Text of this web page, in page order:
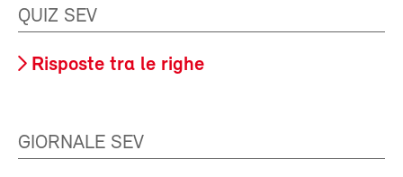
QUIZ SEV
Risposte tra le righe
GIORNALE SEV